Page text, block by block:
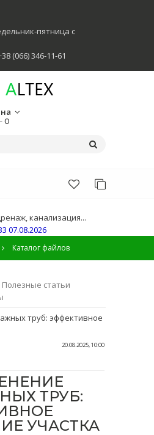
пятница с
(066) 346-11-61
0
канализация...
07.08.2026
Каталог файлов
Полезные статьи
труб: эффективное
20.08.2025, 10:00
ТРУБ:
УЧАСТКА